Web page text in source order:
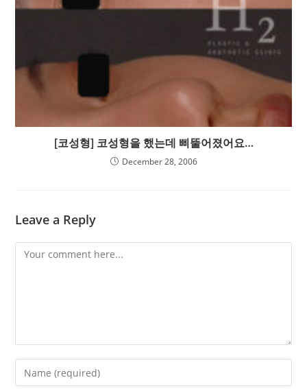
[코성형] 코성형을 했는데 삐뚤어졌어요…
December 28, 2006
Leave a Reply
Comment
Enter
your